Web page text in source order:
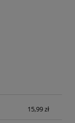
15,99 zł